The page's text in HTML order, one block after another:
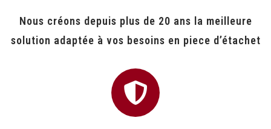
Nous créons depuis plus de 20 ans la meilleure
solution adaptée à vos besoins en piece d’étachet